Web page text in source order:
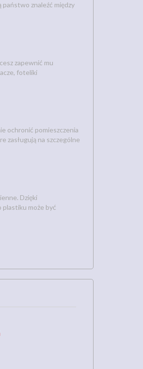
znaleźć między
zapewnić mu
foteliki
ochronić pomieszczenia
zasługują na szczególne
Dzięki
plastiku może być